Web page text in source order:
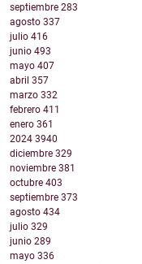
septiembre 283
agosto 337
julio 416
junio 493
mayo 407
abril 357
marzo 332
febrero 411
enero 361
2024 3940
diciembre 329
noviembre 381
octubre 403
septiembre 373
agosto 434
julio 329
junio 289
mayo 336